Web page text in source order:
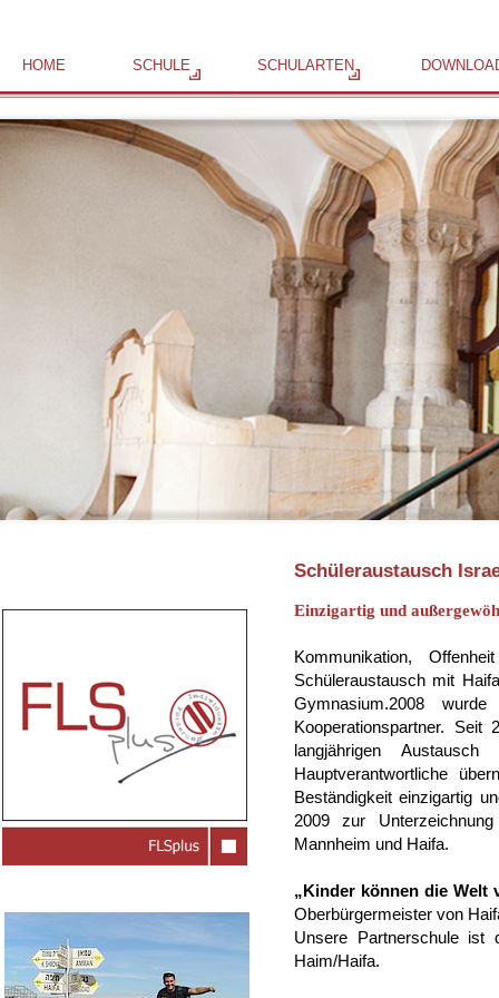
HOME SCHULE SCHULARTEN
Schüleraustausch
Einzigartig und
Kommunikation,
Schüleraustausch mit
Gymnasium.2008
Kooperationspartner.
langjährigen
Hauptverantwortliche
Beständigkeit einzigartig
2009 zur
Mannheim und Haifa.
„Kinder können die Welt
Oberbürgermeister von
Unsere Partnerschule ist
Haim/Haifa.